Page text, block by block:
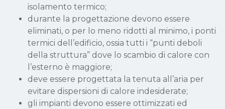
isolamento termico;
durante la progettazione devono essere
eliminati, o per lo meno ridotti al minimo, i ponti
termici dell’edificio, ossia tutti i “punti deboli
della struttura” dove lo scambio di calore con
l’esterno è maggiore;
deve essere progettata la tenuta all’aria per
evitare dispersioni di calore indesiderate;
gli impianti devono essere ottimizzati ed